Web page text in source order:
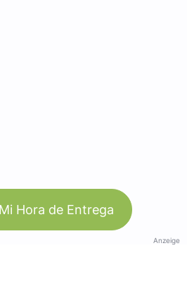
Hora de Entrega
Anzeige